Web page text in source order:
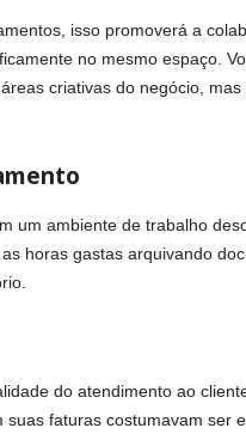
isso promoverá a
no mesmo espaço.
criativas do negócio,
um ambiente de trabalho
horas gastas arquivando
do atendimento ao
faturas costumavam ser